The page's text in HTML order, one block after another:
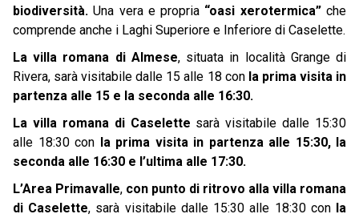
biodiversità.Una vera e propria “oasi xerotermica”che
comprende anche i Laghi Superiore e Inferiore di Caselette.
La villa romana di Almese, situata in località Grange di
Rivera, sarà visitabile dalle 15 alle 18 con la prima visita in
partenza alle 15 e la seconda alle 16:30.
La villa romana di Caselette sarà visitabile dalle 15:30
alle 18:30 con la prima visita in partenza alle 15:30, la
seconda alle 16:30 e l’ultima alle 17:30.
L’Area Primavalle, con punto di ritrovo alla villa romana
di Caselette, sarà visitabile dalle 15:30 alle 18:30 con la